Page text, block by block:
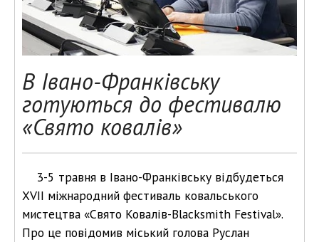
В Івано-Франківську
готуються до фестивалю
«Свято ковалів»
3-5 травня в Івано-Франківську відбудеться
XVII міжнародний фестиваль ковальського
мистецтва «Свято Ковалів-Blacksmith Festival».
Про це повідомив міський голова Руслан